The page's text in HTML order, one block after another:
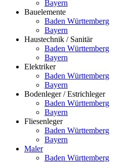
Bayern
Bauelemente
Baden Württemberg
Bayern
Haustechnik / Sanitär
Baden Württemberg
Bayern
Elektriker
Baden Württemberg
Bayern
Bodenleger / Estrichleger
Baden Württemberg
Bayern
Fliesenleger
Baden Württemberg
Bayern
Maler
Baden Württemberg